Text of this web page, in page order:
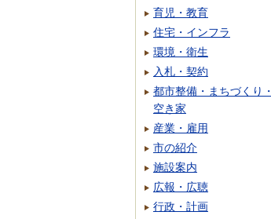
育児・教育
住宅・インフラ
環境・衛生
入札・契約
都市整備・まちづくり・
空き家
産業・雇用
市の紹介
施設案内
広報・広聴
行政・計画